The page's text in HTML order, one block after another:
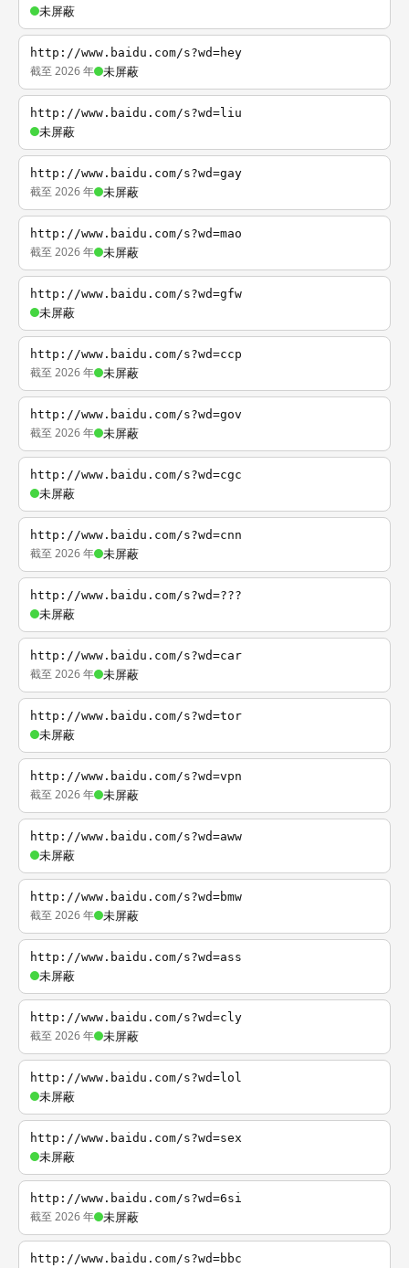
未屏蔽
http://www.baidu.com/s?wd=hey
截至 2026 年 未屏蔽
http://www.baidu.com/s?wd=liu
未屏蔽
http://www.baidu.com/s?wd=gay
截至 2026 年 未屏蔽
http://www.baidu.com/s?wd=mao
截至 2026 年 未屏蔽
http://www.baidu.com/s?wd=gfw
未屏蔽
http://www.baidu.com/s?wd=ccp
截至 2026 年 未屏蔽
http://www.baidu.com/s?wd=gov
截至 2026 年 未屏蔽
http://www.baidu.com/s?wd=cgc
未屏蔽
http://www.baidu.com/s?wd=cnn
截至 2026 年 未屏蔽
http://www.baidu.com/s?wd=???
未屏蔽
http://www.baidu.com/s?wd=car
截至 2026 年 未屏蔽
http://www.baidu.com/s?wd=tor
未屏蔽
http://www.baidu.com/s?wd=vpn
截至 2026 年 未屏蔽
http://www.baidu.com/s?wd=aww
未屏蔽
http://www.baidu.com/s?wd=bmw
截至 2026 年 未屏蔽
http://www.baidu.com/s?wd=ass
未屏蔽
http://www.baidu.com/s?wd=cly
截至 2026 年 未屏蔽
http://www.baidu.com/s?wd=lol
未屏蔽
http://www.baidu.com/s?wd=sex
未屏蔽
http://www.baidu.com/s?wd=6si
截至 2026 年 未屏蔽
http://www.baidu.com/s?wd=bbc